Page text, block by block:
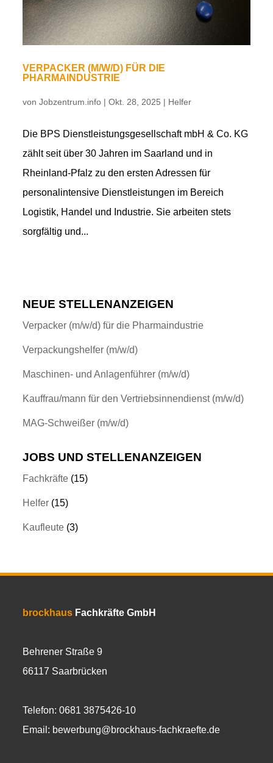
VERPACKER (M/W/D) FÜR DIE
PHARMAINDUSTRIE
vonJobzentrum.info |Okt. 28, 2025 | Helfer
Die BPS Dienstleistungsgesellschaft mbH & Co. KG
zählt seit über 30 Jahren im Saarland und in
Rheinland-Pfalz zu den ersten Adressen für
personalintensive Dienstleistungen im Bereich
Logistik, Handel und Industrie. Sie arbeiten stets
sorgfältig und...
NEUE STELLENANZEIGEN
Verpacker (m/w/d) für die Pharmaindustrie
Verpackungshelfer (m/w/d)
Maschinen- und Anlagenführer (m/w/d)
Kauffrau/mann für den Vertriebsinnendienst (m/w/d)
MAG-Schweißer (m/w/d)
JOBS UND STELLENANZEIGEN
Fachkräfte (15)
Helfer (15)
Kaufleute (3)
brockhaus Fachkräfte GmbH
Behrener Straße 9
66117 Saarbrücken
Telefon: 0681 3875426-10
Email: bewerbung@brockhaus-fachkraefte.de